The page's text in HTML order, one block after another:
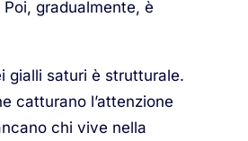
gradualmente, è
gialli saturi è strutturale.
catturano l’attenzione
chi vive nella